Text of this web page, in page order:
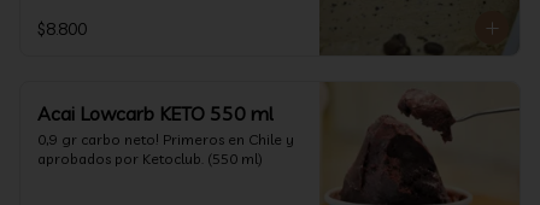
$8.800
Acai Lowcarb KETO 550 ml
0,9 gr carbo neto! Primeros en Chile y
aprobados por Ketoclub. (550 ml)